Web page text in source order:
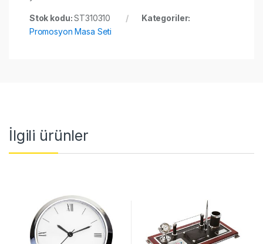
Stok kodu:ST310310
Kategoriler:
Promosyon Masa Seti
İlgili ürünler